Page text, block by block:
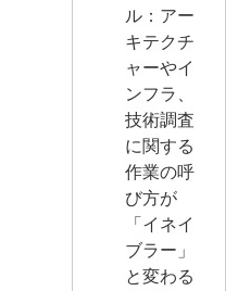
ル：アー
キテクチ
ャーやイ
ンフラ、
技術調査
に関する
作業の呼
び方が
「イネイ
ブラー」
と変わる